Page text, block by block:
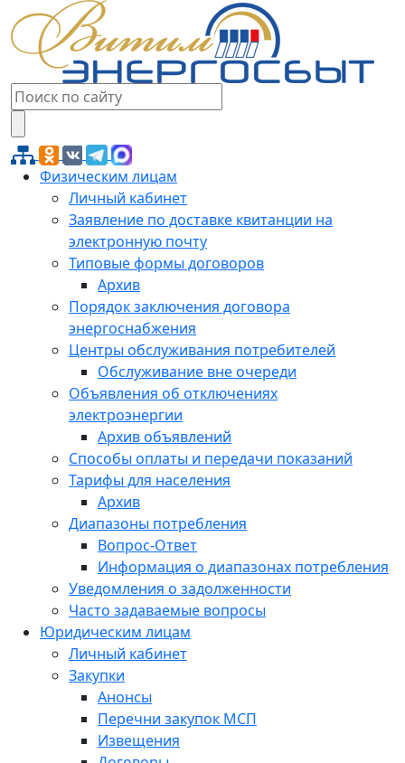
Физическим лицам
Личный кабинет
Заявление по доставке квитанции на
электронную почту
Типовые формы договоров
Архив
Порядок заключения договора
энергоснабжения
Центры обслуживания потребителей
Обслуживание вне очереди
Объявления об отключениях
электроэнергии
Архив объявлений
Способы оплаты и передачи показаний
Тарифы для населения
Архив
Диапазоны потребления
Вопрос-Ответ
Информация о диапазонах потребления
Уведомления о задолженности
Часто задаваемые вопросы
Юридическим лицам
Личный кабинет
Закупки
Анонсы
Перечни закупок МСП
Извещения